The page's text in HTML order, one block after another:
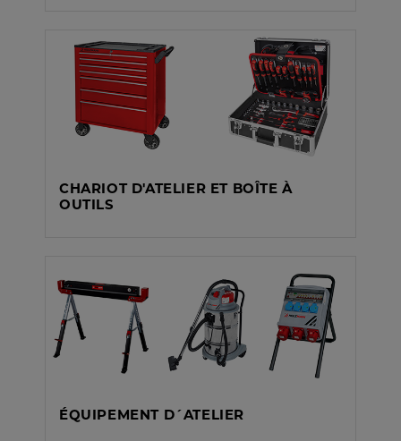
CHARIOT D'ATELIER ET BOÎTE À
OUTILS
ÉQUIPEMENT D´ATELIER